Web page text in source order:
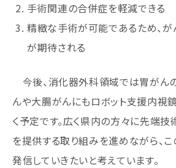
手術関連の合併症を軽減できる
精緻な手術が可能であるため、
が期待される
今後、消化器外科領域では胃がん
んや大腸がんにもロボット支援内視
く予定です。広く県内の方々に先端
を提供する取り組みを進めながら、
発信していきたいと考えています。